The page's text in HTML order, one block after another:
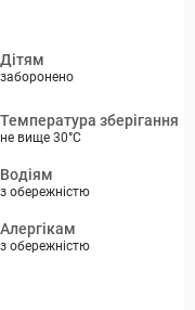
Дітям
заборонено
Температура зберігання
не вище 30°C
Водіям
з обережністю
Алергікам
з обережністю